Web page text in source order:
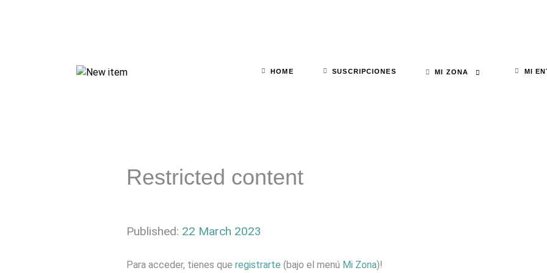
HOME SUSCRIPCIONES MI ZONA MI
Restricted content
Published: 22 March 2023
Para acceder, tienes que registrarte (bajo el menú Mi Zona)!